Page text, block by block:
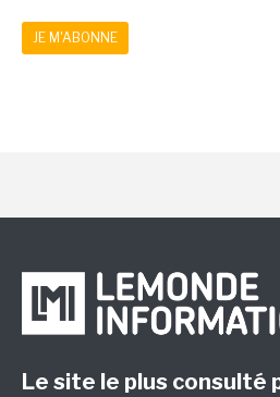
JE M'ABONNE
Le site le plus consulté